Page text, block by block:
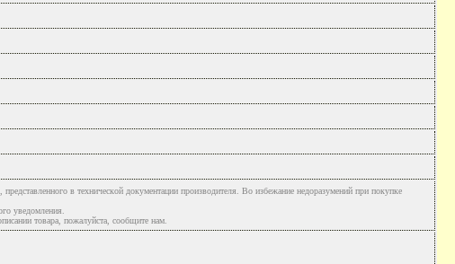
в технической документации производителя. Во избежание недоразумений при покупке
уведомления.
товара, пожалуйста, сообщите нам.